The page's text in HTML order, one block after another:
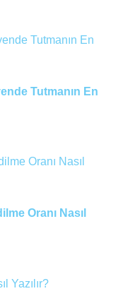
Tutmanın En
Oranı Nasıl